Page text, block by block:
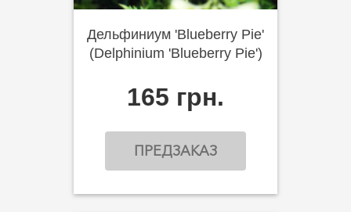
Дельфиниум 'Blueberry Pie'
(Delphinium 'Blueberry Pie')
165 грн.
ПРЕДЗАКАЗ